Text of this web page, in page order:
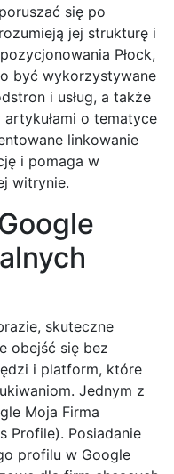
się po
jej strukturę i
Płock,
być wykorzystywane
i usług, a także
o tematyce
linkowanie
i pomaga w
witrynie.
skuteczne
obejść się bez
i platform, które
Jednym z
Moja Firma
Profile). Posiadanie
profilu w Google